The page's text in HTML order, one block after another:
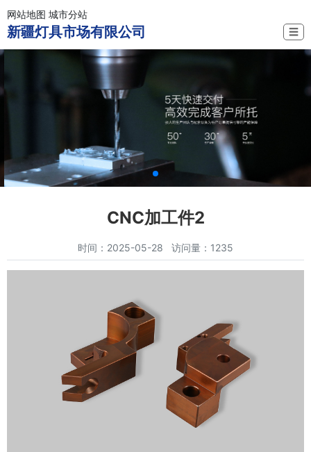
网站地图 城市分站
新疆灯具市场有限公司 ☰
CNC加工件2
时间：2025-05-28 访问量：1235